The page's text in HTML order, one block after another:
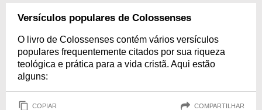
Versículos populares de Colossenses
O livro de Colossenses contém vários versículos
populares frequentemente citados por sua riqueza
teológica e prática para a vida cristã. Aqui estão
alguns:
COPIAR COMPARTILHAR